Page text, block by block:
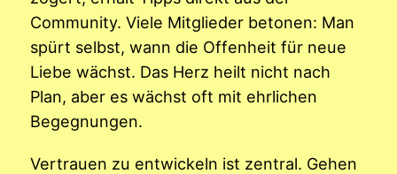
Community. Viele Mitglieder betonen: Man
spürt selbst, wann die Offenheit für neue
Liebe wächst. Das Herz heilt nicht nach
Plan, aber es wächst oft mit ehrlichen
Begegnungen.
Vertrauen zu entwickeln ist zentral. Gehen